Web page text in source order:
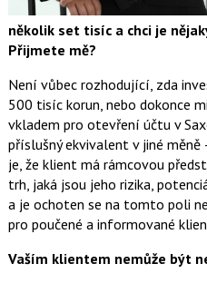
několik set tisíc a chci je
Přijmete mě?
Není vůbec rozhodující, zda
500 tisíc korun, nebo dokonce
vkladem pro otevření účtu v
příslušný ekvivalent v jiné měně
je, že klient má rámcovou
trh, jaká jsou jeho rizika,
a je ochoten se na tomto poli
pro poučené a informované
Vaším klientem nemůže být